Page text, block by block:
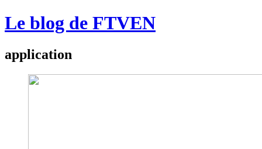
Le blog de FTVEN
application